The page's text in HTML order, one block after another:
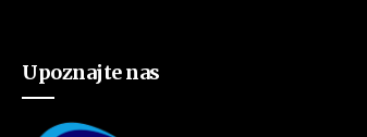
Upoznajte nas